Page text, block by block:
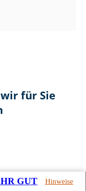
für Sie
GUT Hinweise